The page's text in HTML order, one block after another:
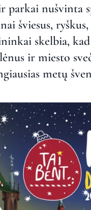
parkai nušvinta
šviesus,
skelbia,
ir miesto
metų